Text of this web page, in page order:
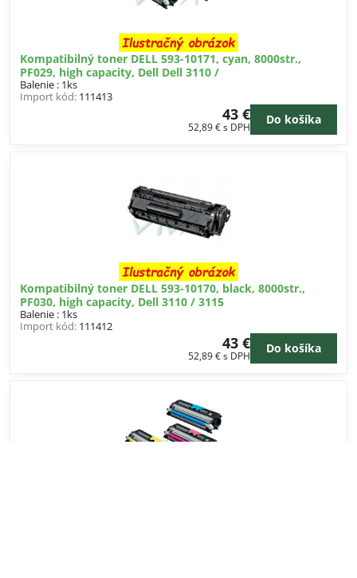
Kompatibilný toner DELL 593-10171, cyan, 8000str.,
PF029, high capacity, Dell Dell 3110 /
Balenie : 1ks
Import kód: 111413
43 €
52,89 €s DPH
Do košíka
Kompatibilný toner DELL 593-10170, black, 8000str.,
PF030, high capacity, Dell 3110 / 3115
Balenie : 1ks
Import kód: 111412
43 €
52,89 €s DPH
Do košíka